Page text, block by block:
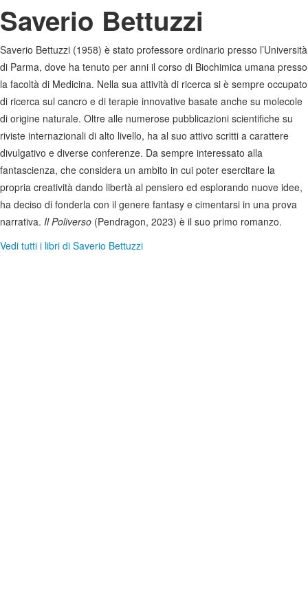
Saverio Bettuzzi
Saverio Bettuzzi (1958) è stato professore ordinario presso l’Università
di Parma, dove ha tenuto per anni il corso di Biochimica umana presso
la facoltà di Medicina. Nella sua attività di ricerca si è sempre occupato
di ricerca sul cancro e di terapie innovative basate anche su molecole
di origine naturale. Oltre alle numerose pubblicazioni scientifiche su
riviste internazionali di alto livello, ha al suo attivo scritti a carattere
divulgativo e diverse conferenze. Da sempre interessato alla
fantascienza, che considera un ambito in cui poter esercitare la
propria creatività dando libertà al pensiero ed esplorando nuove idee,
ha deciso di fonderla con il genere fantasy e cimentarsi in una prova
narrativa. Il Poliverso (Pendragon, 2023) è il suo primo romanzo.
Vedi tutti i libri di Saverio Bettuzzi